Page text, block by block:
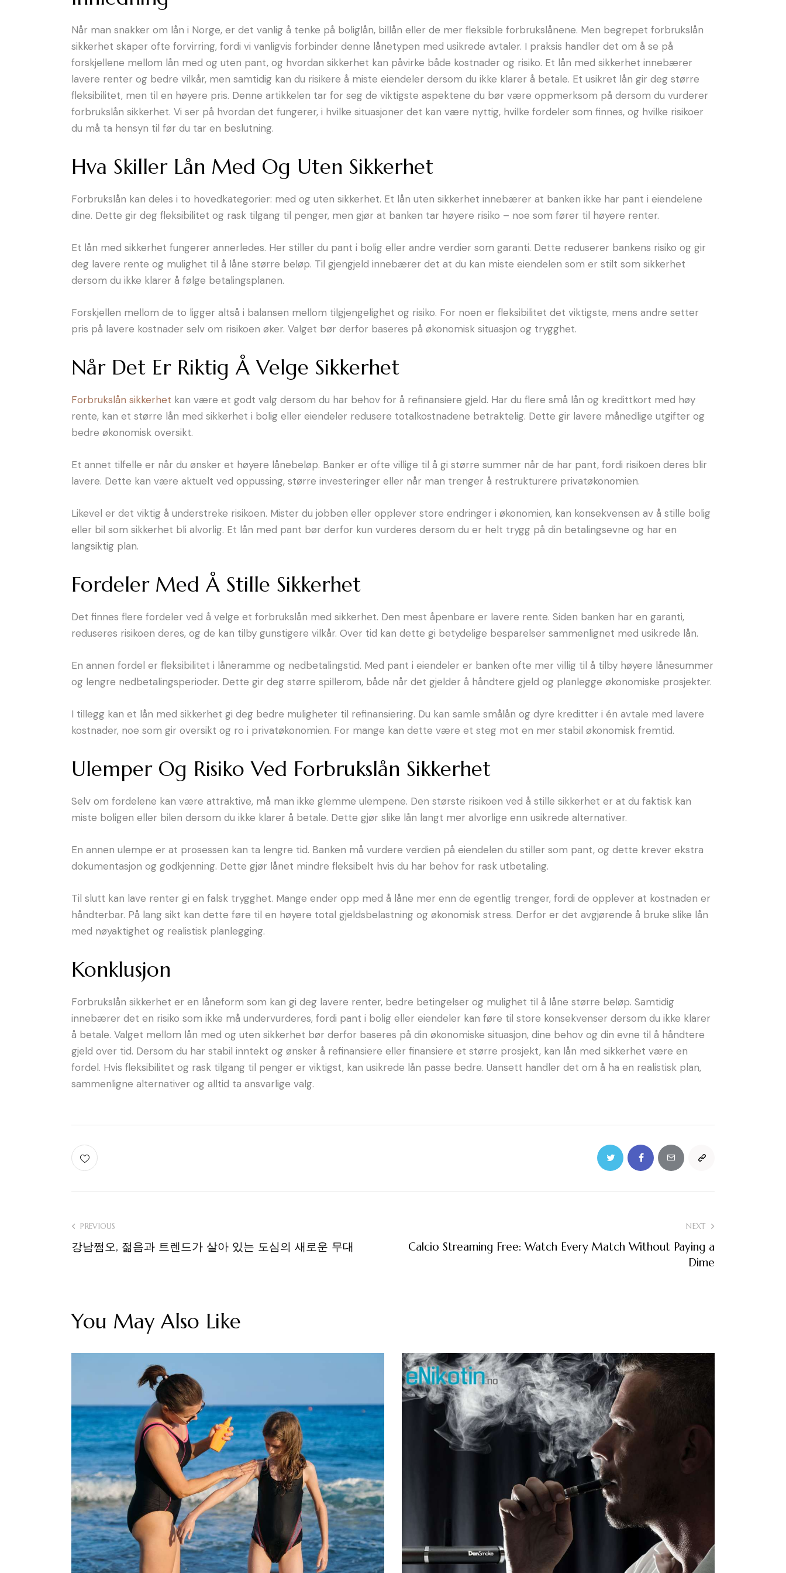
Når man snakker om lån i Norge, er det vanlig å tenke på boliglån, billån eller de mer fleksible forbrukslånene. Men begrepet forbrukslån
sikkerhet skaper ofte forvirring, fordi vi vanligvis forbinder denne lånetypen med usikrede avtaler. I praksis handler det om å se på
forskjellene mellom lån med og uten pant, og hvordan sikkerhet kan påvirke både kostnader og risiko. Et lån med sikkerhet innebærer
lavere renter og bedre vilkår, men samtidig kan du risikere å miste eiendeler dersom du ikke klarer å betale. Et usikret lån gir deg større
fleksibilitet, men til en høyere pris. Denne artikkelen tar for seg de viktigste aspektene du bør være oppmerksom på dersom du vurderer
forbrukslån sikkerhet. Vi ser på hvordan det fungerer, i hvilke situasjoner det kan være nyttig, hvilke fordeler som finnes, og hvilke risikoer
du må ta hensyn til før du tar en beslutning.
Hva Skiller Lån Med Og Uten Sikkerhet
Forbrukslån kan deles i to hovedkategorier: med og uten sikkerhet. Et lån uten sikkerhet innebærer at banken ikke har pant i eiendelene
dine. Dette gir deg fleksibilitet og rask tilgang til penger, men gjør at banken tar høyere risiko – noe som fører til høyere renter.
Et lån med sikkerhet fungerer annerledes. Her stiller du pant i bolig eller andre verdier som garanti. Dette reduserer bankens risiko og gir
deg lavere rente og mulighet til å låne større beløp. Til gjengjeld innebærer det at du kan miste eiendelen som er stilt som sikkerhet
dersom du ikke klarer å følge betalingsplanen.
Forskjellen mellom de to ligger altså i balansen mellom tilgjengelighet og risiko. For noen er fleksibilitet det viktigste, mens andre setter
pris på lavere kostnader selv om risikoen øker. Valget bør derfor baseres på økonomisk situasjon og trygghet.
Når Det Er Riktig Å Velge Sikkerhet
Forbrukslån sikkerhet kan være et godt valg dersom du har behov for å refinansiere gjeld. Har du flere små lån og kredittkort med høy
rente, kan et større lån med sikkerhet i bolig eller eiendeler redusere totalkostnadene betraktelig. Dette gir lavere månedlige utgifter og
bedre økonomisk oversikt.
Et annet tilfelle er når du ønsker et høyere lånebeløp. Banker er ofte villige til å gi større summer når de har pant, fordi risikoen deres blir
lavere. Dette kan være aktuelt ved oppussing, større investeringer eller når man trenger å restrukturere privatøkonomien.
Likevel er det viktig å understreke risikoen. Mister du jobben eller opplever store endringer i økonomien, kan konsekvensen av å stille bolig
eller bil som sikkerhet bli alvorlig. Et lån med pant bør derfor kun vurderes dersom du er helt trygg på din betalingsevne og har en
langsiktig plan.
Fordeler Med Å Stille Sikkerhet
Det finnes flere fordeler ved å velge et forbrukslån med sikkerhet. Den mest åpenbare er lavere rente. Siden banken har en garanti,
reduseres risikoen deres, og de kan tilby gunstigere vilkår. Over tid kan dette gi betydelige besparelser sammenlignet med usikrede lån.
En annen fordel er fleksibilitet i låneramme og nedbetalingstid. Med pant i eiendeler er banken ofte mer villig til å tilby høyere lånesummer
og lengre nedbetalingsperioder. Dette gir deg større spillerom, både når det gjelder å håndtere gjeld og planlegge økonomiske prosjekter.
I tillegg kan et lån med sikkerhet gi deg bedre muligheter til refinansiering. Du kan samle smålån og dyre kreditter i én avtale med lavere
kostnader, noe som gir oversikt og ro i privatøkonomien. For mange kan dette være et steg mot en mer stabil økonomisk fremtid.
Ulemper Og Risiko Ved Forbrukslån Sikkerhet
Selv om fordelene kan være attraktive, må man ikke glemme ulempene. Den største risikoen ved å stille sikkerhet er at du faktisk kan
miste boligen eller bilen dersom du ikke klarer å betale. Dette gjør slike lån langt mer alvorlige enn usikrede alternativer.
En annen ulempe er at prosessen kan ta lengre tid. Banken må vurdere verdien på eiendelen du stiller som pant, og dette krever ekstra
dokumentasjon og godkjenning. Dette gjør lånet mindre fleksibelt hvis du har behov for rask utbetaling.
Til slutt kan lave renter gi en falsk trygghet. Mange ender opp med å låne mer enn de egentlig trenger, fordi de opplever at kostnaden er
håndterbar. På lang sikt kan dette føre til en høyere total gjeldsbelastning og økonomisk stress. Derfor er det avgjørende å bruke slike lån
med nøyaktighet og realistisk planlegging.
Konklusjon
Forbrukslån sikkerhet er en låneform som kan gi deg lavere renter, bedre betingelser og mulighet til å låne større beløp. Samtidig
innebærer det en risiko som ikke må undervurderes, fordi pant i bolig eller eiendeler kan føre til store konsekvenser dersom du ikke klarer
å betale. Valget mellom lån med og uten sikkerhet bør derfor baseres på din økonomiske situasjon, dine behov og din evne til å håndtere
gjeld over tid. Dersom du har stabil inntekt og ønsker å refinansiere eller finansiere et større prosjekt, kan lån med sikkerhet være en
fordel. Hvis fleksibilitet og rask tilgang til penger er viktigst, kan usikrede lån passe bedre. Uansett handler det om å ha en realistisk plan,
sammenligne alternativer og alltid ta ansvarlige valg.
Post
navigation
PREVIOUS
강남쩜오, 젊음과 트렌드가 살아 있는 도심의 새로운 무대
NEXT
Calcio Streaming Free: Watch Every Match Without Paying a
Dime
You May Also Like